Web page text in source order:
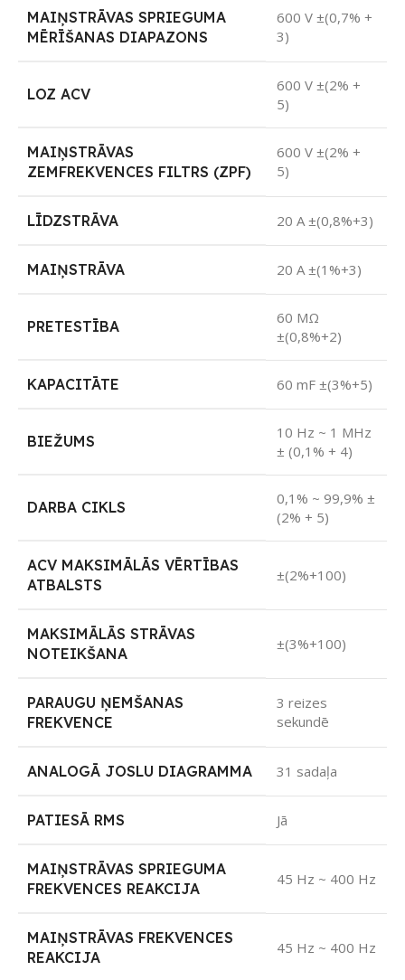
MAIŅSTRĀVAS SPRIEGUMA
MĒRĪŠANAS DIAPAZONS
600 V ±(0,7% +
3)
LOZ ACV
600 V ±(2% +
5)
MAIŅSTRĀVAS
ZEMFREKVENCES FILTRS (ZPF)
600 V ±(2% +
5)
LĪDZSTRĀVA 20 A ±(0,8%+3)
MAIŅSTRĀVA 20 A ±(1%+3)
PRETESTĪBA
60 MΩ
±(0,8%+2)
KAPACITĀTE 60 mF ±(3%+5)
BIEŽUMS
10 Hz ~ 1 MHz
± (0,1% + 4)
DARBA CIKLS
0,1% ~ 99,9% ±
(2% + 5)
ACV MAKSIMĀLĀS VĒRTĪBAS
ATBALSTS
±(2%+100)
MAKSIMĀLĀS STRĀVAS
NOTEIKŠANA
±(3%+100)
PARAUGU ŅEMŠANAS
FREKVENCE
3 reizes
sekundē
ANALOGĀ JOSLU DIAGRAMMA 31 sadaļa
PATIESĀ RMS Jā
MAIŅSTRĀVAS SPRIEGUMA
FREKVENCES REAKCIJA
45 Hz ~ 400 Hz
MAIŅSTRĀVAS FREKVENCES
REAKCIJA
45 Hz ~ 400 Hz